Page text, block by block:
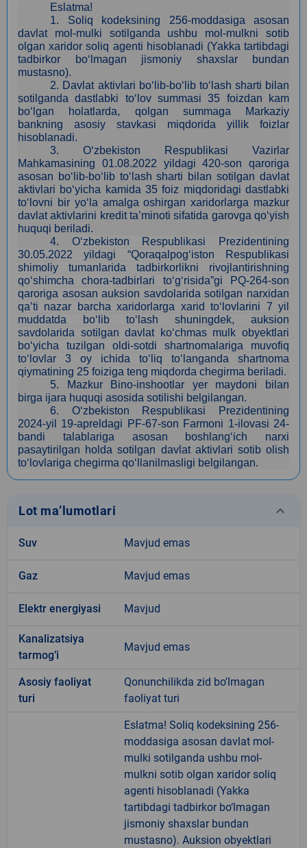
Eslatma!
1. Soliq kodeksining 256-moddasiga asosan
davlat mol-mulki sotilganda ushbu mol-mulkni sotib
olgan xaridor soliq agenti hisoblanadi (Yakka tartibdagi
tadbirkor bo‘lmagan jismoniy shaxslar bundan
mustasno).
2. Davlat aktivlari bo‘lib-bo‘lib to‘lash sharti bilan
sotilganda dastlabki to‘lov summasi 35 foizdan kam
bo‘lgan holatlarda, qolgan summaga Markaziy
bankning asosiy stavkasi miqdorida yillik foizlar
hisoblanadi.
3. O‘zbekiston Respublikasi Vazirlar
Mahkamasining 01.08.2022 yildagi 420-son qaroriga
asosan bo‘lib-bo‘lib to‘lash sharti bilan sotilgan davlat
aktivlari bo‘yicha kamida 35 foiz miqdoridagi dastlabki
to‘lovni bir yo‘la amalga oshirgan xaridorlarga mazkur
davlat aktivlarini kredit ta’minoti sifatida garovga qo‘yish
huquqi beriladi.
4. O‘zbekiston Respublikasi Prezidentining
30.05.2022 yildagi “Qoraqalpog‘iston Respublikasi
shimoliy tumanlarida tadbirkorlikni rivojlantirishning
qo‘shimcha chora-tadbirlari to‘g‘risida”gi PQ-264-son
qaroriga asosan auksion savdolarida sotilgan narxidan
qa’ti nazar barcha xaridorlarga xarid to‘lovlarini 7 yil
muddatda bo‘lib to‘lash shuningdek, auksion
savdolarida sotilgan davlat ko‘chmas mulk obyektlari
bo‘yicha tuzilgan oldi-sotdi shartnomalariga muvofiq
to‘lovlar 3 oy ichida to‘liq to‘langanda shartnoma
qiymatining 25 foiziga teng miqdorda chegirma beriladi.
5.
Mazkur Bino-inshootlar yer maydoni bilan
birga ijara huquqi asosida sotilishi belgilangan.
6. O‘zbekiston Respublikasi Prezidentining
2024-yil 19-apreldagi PF-67-son Farmoni 1-ilovasi 24-
bandi talablariga asosan boshlang‘ich narxi
pasaytirilgan holda sotilgan davlat aktivlari sotib olish
to‘lovlariga chegirma qo‘llanilmasligi belgilangan.
Lot ma’lumotlari keyboard_arrow_down
Suv Mavjud emas
Gaz Mavjud emas
Elektr energiyasi Mavjud
Kanalizatsiya
tarmogʼi
Mavjud emas
Аsosiy faoliyat
turi
Qonunchilikda zid bo'lmagan
faoliyat turi
Eslatma! Soliq kodeksining 256-
moddasiga asosan davlat mol-
mulki sotilganda ushbu mol-
mulkni sotib olgan xaridor soliq
agenti hisoblanadi (Yakka
tartibdagi tadbirkor bo‘lmagan
jismoniy shaxslar bundan
mustasno). Auksion obyektlari